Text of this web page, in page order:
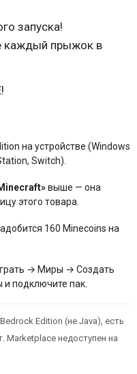
запуска!
каждый прыжок в
на устройстве (Windows
Switch).
выше — она
этого товара.
160 Minecoins на
→ Миры → Создать
подключите пак.
Edition (не Java), есть
Marketplace недоступен на